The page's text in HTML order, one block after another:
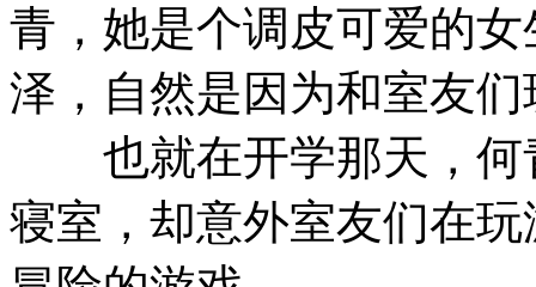
青，她是个调皮可爱的
泽，自然是因为和室友
也就在开学那天，何
寝室，却意外室友们在